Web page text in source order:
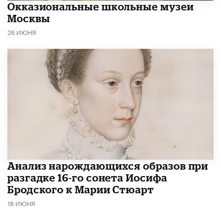
​Окказиональные школьные музеи
Москвы
26 ИЮНЯ
Анализ нарождающихся образов при
разгадке 16-го сонета Иосифа
Бродского к Марии Стюарт
18 ИЮНЯ